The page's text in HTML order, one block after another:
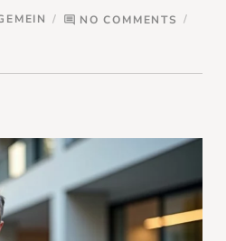
comment NO COMMENTS